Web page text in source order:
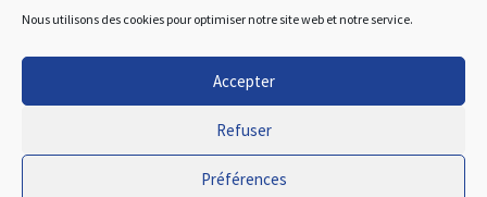
Nous utilisons des cookies pour optimiser notre site web et notre service.
Accepter
Refuser
Préférences